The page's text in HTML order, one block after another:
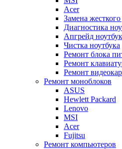
Acer
Замена
Диагностика
Апгрейд
Чистка ноутбука
Ремонт блока
Ремонт
Ремонт
Ремонт моноблоков
ASUS
Hewlett Packard
Lenovo
MSI
Acer
Fujitsu
Ремонт компьютеров